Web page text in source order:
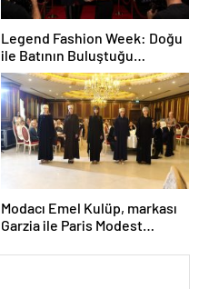
Legend Fashion Week: Doğu
ile Batının Buluştuğu
Uluslararası Moda Sahnesi
Modacı Emel Kulüp, markası
Garzia ile Paris Modest
doldurdu.